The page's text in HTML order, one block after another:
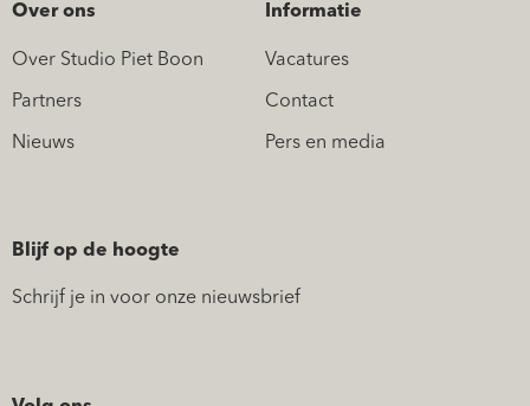
Over ons
Over Studio Piet Boon
Partners
Nieuws
Informatie
Vacatures
Contact
Pers en media
Blijf op de hoogte
Schrijf je in voor onze nieuwsbrief